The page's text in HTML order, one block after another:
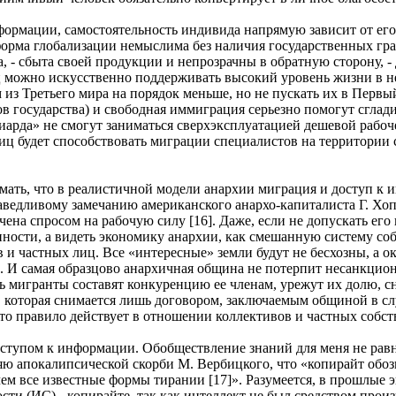
самостоятельность индивида напрямую зависит от
глобализации немыслима без наличия государственных
- сбыта своей продукции и непрозрачны в обратную сторону,
искусственно поддерживать высокий уровень жизни в
Третьего мира на порядок меньше, но не пускать их в
государства) и свободная иммиграция серьезно помогут
не смогут заниматься сверхэксплуатацией дешевой
будет способствовать миграции специалистов на
что в реалистичной модели анархии миграция и доступ к
замечанию американского анархо-капиталиста Г.
спросом на рабочую силу [16]. Даже, если не допускать
а видеть экономику анархии, как смешанную систему
частных лиц. Все «интересные» земли будут не бесхозны, а
самая образцово анархичная община не потерпит
мигранты составят конкуренцию ее членам, урежут их долю,
которая снимается лишь договором, заключаемым общиной в
правило действует в отношении коллективов и частных
к информации. Обобществление знаний для меня не
апокалипсической скорби М. Вербицкого, что «копирайт
все известные формы тирании [17]». Разумеется, в прошлые